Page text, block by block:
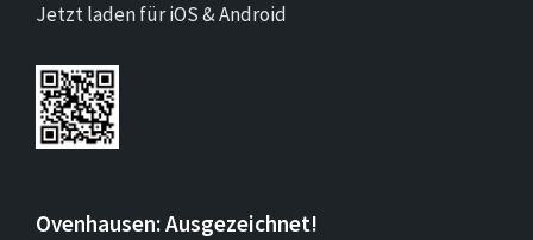
Jetzt laden für iOS & Android
Ovenhausen: Ausgezeichnet!